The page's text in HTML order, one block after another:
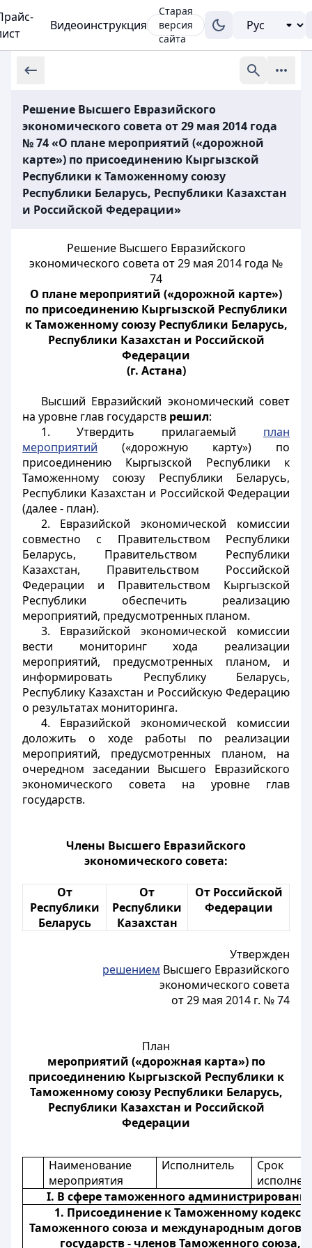
Видеоинструкция
Старая
версия
сайта
Решение Высшего Евразийского
экономического совета от 29 мая 2014 года
№ 74 «О плане мероприятий («дорожной
карте») по присоединению Кыргызской
Республики к Таможенному союзу
Республики Беларусь, Республики Казахстан
и Российской Федерации»
Решение Высшего Евразийского
экономического совета от 29 мая 2014 года №
74
О плане мероприятий («дорожной карте»)
по присоединению Кыргызской Республики
к Таможенному союзу Республики Беларусь,
Республики Казахстан и Российской
Федерации
(г. Астана)
Высший Евразийский экономический совет
на уровне глав государств решил:
1. Утвердить прилагаемый план
мероприятий («дорожную карту») по
присоединению Кыргызской Республики к
Таможенному союзу Республики Беларусь,
Республики Казахстан и Российской Федерации
(далее - план).
2. Евразийской экономической комиссии
совместно с Правительством Республики
Беларусь, Правительством Республики
Казахстан, Правительством Российской
Федерации и Правительством Кыргызской
Республики обеспечить реализацию
мероприятий, предусмотренных планом.
3. Евразийской экономической комиссии
вести мониторинг хода реализации
мероприятий, предусмотренных планом, и
информировать Республику Беларусь,
Республику Казахстан и Российскую Федерацию
о результатах мониторинга.
4. Евразийской экономической комиссии
доложить о ходе работы по реализации
мероприятий, предусмотренных планом, на
очередном заседании Высшего Евразийского
экономического совета на уровне глав
государств.
Члены Высшего Евразийского
экономического совета:
От
Республики
Беларусь
От
Республики
Казахстан
От Российской
Федерации
Утвержден
решением Высшего Евразийского
экономического совета
от 29 мая 2014 г. № 74
План
мероприятий («дорожная карта») по
присоединению Кыргызской Республики к
Таможенному союзу Республики Беларусь,
Республики Казахстан и Российской
Федерации
Наименование
мероприятия
Исполнитель
Срок
I. В сфере таможенного
1. Присоединение к Таможенному кодексу
Таможенного союза и международным
государств - членов Таможенного союза,